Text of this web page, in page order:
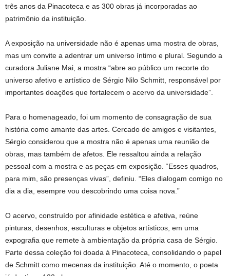
três anos da Pinacoteca e as 300 obras já incorporadas ao
patrimônio da instituição.
A exposição na universidade não é apenas uma mostra de obras,
mas um convite a adentrar um universo íntimo e plural. Segundo a
curadora Juliane Mai, a mostra “abre ao público um recorte do
universo afetivo e artístico de Sérgio Nilo Schmitt, responsável por
importantes doações que fortalecem o acervo da universidade”.
Para o homenageado, foi um momento de consagração de sua
história como amante das artes. Cercado de amigos e visitantes,
Sérgio considerou que a mostra não é apenas uma reunião de
obras, mas também de afetos. Ele ressaltou ainda a relação
pessoal com a mostra e as peças em exposição. “Esses quadros,
para mim, são presenças vivas”, definiu. “Eles dialogam comigo no
dia a dia, esempre vou descobrindo uma coisa nova.”
O acervo, construído por afinidade estética e afetiva, reúne
pinturas, desenhos, esculturas e objetos artísticos, em uma
expografia que remete à ambientação da própria casa de Sérgio.
Parte dessa coleção foi doada à Pinacoteca, consolidando o papel
de Schmitt como mecenas da instituição. Até o momento, o poeta